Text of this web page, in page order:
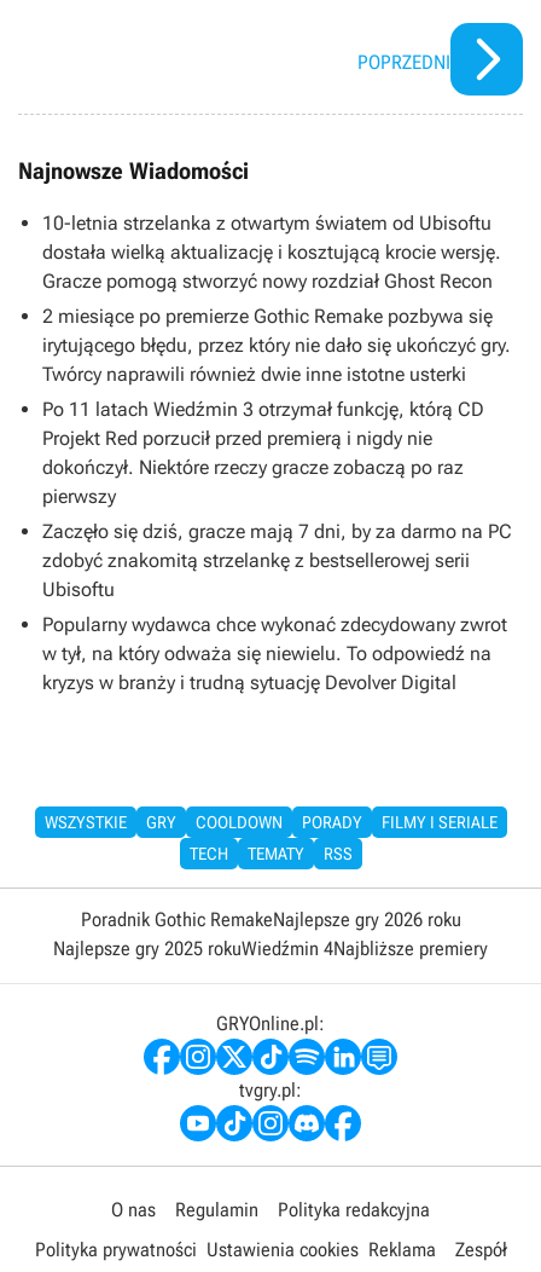
POPRZEDNI
Najnowsze Wiadomości
10-letnia strzelanka z otwartym światem od Ubisoftu
dostała wielką aktualizację i kosztującą krocie wersję.
Gracze pomogą stworzyć nowy rozdział Ghost Recon
2 miesiące po premierze Gothic Remake pozbywa się
irytującego błędu, przez który nie dało się ukończyć gry.
Twórcy naprawili również dwie inne istotne usterki
Po 11 latach Wiedźmin 3 otrzymał funkcję, którą CD
Projekt Red porzucił przed premierą i nigdy nie
dokończył. Niektóre rzeczy gracze zobaczą po raz
pierwszy
Zaczęło się dziś, gracze mają 7 dni, by za darmo na PC
zdobyć znakomitą strzelankę z bestsellerowej serii
Ubisoftu
Popularny wydawca chce wykonać zdecydowany zwrot
w tył, na który odważa się niewielu. To odpowiedź na
kryzys w branży i trudną sytuację Devolver Digital
WSZYSTKIE GRY COOLDOWN PORADY
FILMY I SERIALE
TECH
TEMATY RSS
Poradnik Gothic RemakeNajlepsze gry 2026 roku
Najlepsze gry 2025 rokuWiedźmin 4Najbliższe premiery
GRYOnline.pl:
tvgry.pl:
O nas Regulamin
Polityka redakcyjna
Polityka prywatności Ustawienia cookies Reklama Zespół